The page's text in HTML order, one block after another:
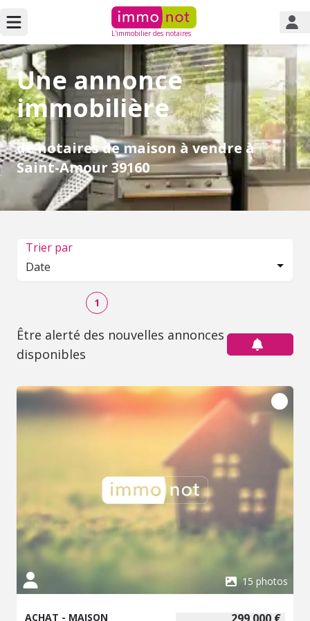
L'immobilier des notaires
Une annonce
immobilière
de notaires de maison à vendre à
Saint-Amour 39160
Trier par
Date
1
Être alerté des nouvelles annonces
disponibles
15 photos
ACHAT - MAISON